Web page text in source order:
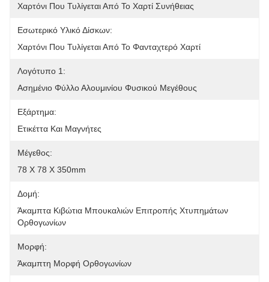
Χαρτόνι Που Τυλίγεται Από Το Χαρτί Συνήθειας
Εσωτερικό Υλικό Δίσκων:
Χαρτόνι Που Τυλίγεται Από Το Φανταχτερό Χαρτί
Λογότυπο 1:
Ασημένιο Φύλλο Αλουμινίου Φυσικού Μεγέθους
Εξάρτημα:
Ετικέττα Και Μαγνήτες
Μέγεθος:
78 X 78 X 350mm
Δομή:
Άκαμπτα Κιβώτια Μπουκαλιών Επιτροπής Χτυπημάτων
Ορθογωνίων
Μορφή:
Άκαμπτη Μορφή Ορθογωνίων